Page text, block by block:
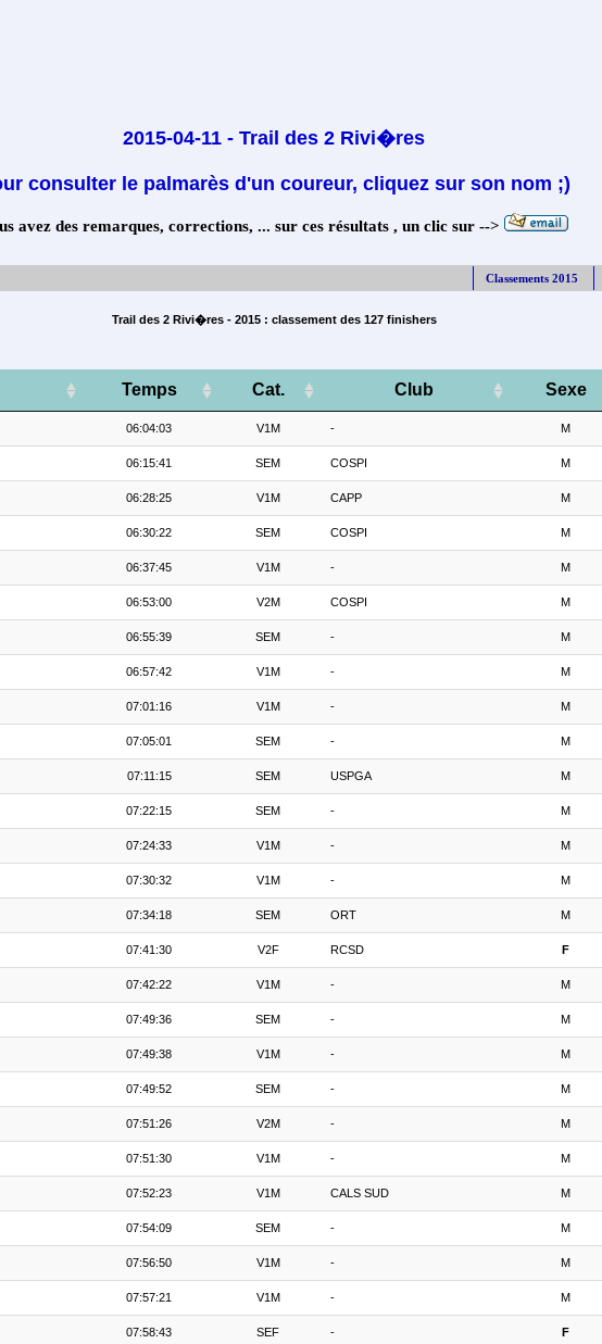
2015-04-11 - Trail des 2 Rivi�res
consulter le palmarès d'un coureur, cliquez sur son nom ;)
avez des remarques, corrections, ... sur ces résultats , un clic sur -->
Classements 2015
Trail des 2 Rivi�res - 2015 : classement des 127 finishers
Temps Cat. Club Sexe
06:04:03 V1M - M
06:15:41 SEM COSPI M
06:28:25 V1M CAPP M
06:30:22 SEM COSPI M
06:37:45 V1M - M
06:53:00 V2M COSPI M
06:55:39 SEM - M
06:57:42 V1M - M
07:01:16 V1M - M
07:05:01 SEM - M
07:11:15 SEM USPGA M
07:22:15 SEM - M
07:24:33 V1M - M
07:30:32 V1M - M
07:34:18 SEM ORT M
07:41:30 V2F RCSD F
07:42:22 V1M - M
07:49:36 SEM - M
07:49:38 V1M - M
07:49:52 SEM - M
07:51:26 V2M - M
07:51:30 V1M - M
07:52:23 V1M CALS SUD M
07:54:09 SEM - M
07:56:50 V1M - M
07:57:21 V1M - M
07:58:43 SEF - F